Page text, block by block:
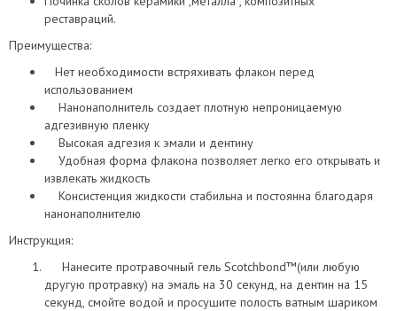
реставраций.
Преимущества:
Нет необходимости встряхивать флакон перед
использованием
Нанонаполнитель создает плотную непроницаемую
адгезивную пленку
Высокая адгезия к эмали и дентину
Удобная форма флакона позволяет легко его открывать и
извлекать жидкость
Консистенция жидкости стабильна и постоянна благодаря
нанонаполнителю
Инструкция:
Нанесите протравочный гель Scotchbond™(или любую
другую протравку) на эмаль на 30 секунд, на дентин на 15
секунд, смойте водой и просушите полость ватным шариком